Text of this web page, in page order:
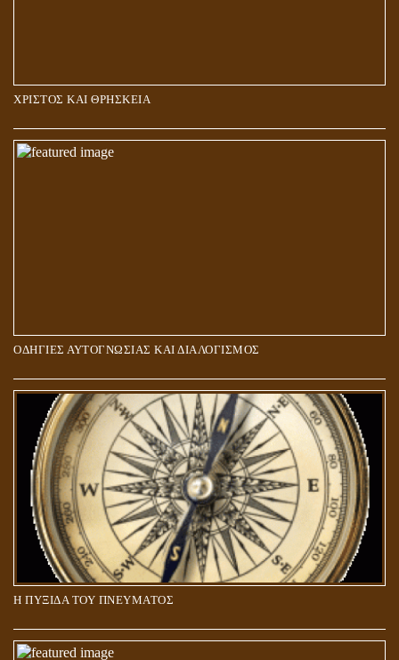
ΧΡΙΣΤΟΣ ΚΑΙ ΘΡΗΣΚΕΙΑ
ΟΔΗΓΙΕΣ ΑΥΤΟΓΝΩΣΙΑΣ ΚΑΙ ΔΙΑΛΟΓΙΣΜΟΣ
Η ΠΥΞΙΔΑ ΤΟΥ ΠΝΕΥΜΑΤΟΣ
ΠΟΙΟΙ ΕΠΙΛΕΓΟΥΝ ΤΟΝ ΔΡΟΜΟ ΤΗΣ ΑΛΗΘΕΙΑΣ;
5Η ΔΙΑΣΤΑΣΗ ΚΑΙ ΠΝΕΥΜΑΤΙΚΗ ΑΡΠΑΓΗ: ΔΥΟ ΔΙΑΦΟΡΕΤΙΚΕΣ
ΚΑΤΑΣΤΑΣΕΙΣ